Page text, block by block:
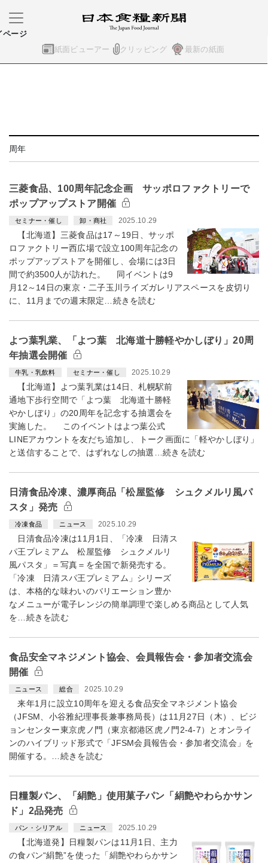
紙面ビューアー クリッピング 最新の紙面
ページ
周年
三菱食品、100周年記念企画 サッポロファクトリーで
ポップアップストア開催
セミナー・催し 卸・商社 2025.10.29
【北海道】三菱食品は17～19日、サッポ
ロファクトリー西広場で設立100周年記念の
ポップアップストアを開催し、会場には3日
間で約3500人が訪れた。 同イベントは9
月12～14日の東京・二子玉川ライズガレリアスペースを皮切り
に、11月までの週末限定…続きを読む
よつ葉乳業、「よつ葉 北海道十勝軽やかしぼり」20周
年抽選会開催
牛乳・乳飲料 セミナー・催し 2025.10.29
【北海道】よつ葉乳業は14日、札幌駅前
通地下歩行空間で「よつ葉 北海道十勝軽
やかしぼり」の20周年を記念する抽選会を
実施した。 このイベントはよつ葉公式
LINEアカウントを友だち追加し、トーク画面に「軽やかしぼり」
と送信することで、はずれなしの抽選…続きを読む
日清食品冷凍、濃厚商品「松屋監修 シュクメルリ風パ
スタ」発売
冷凍食品 ニュース 2025.10.29
日清食品冷凍は11月1日、「冷凍 日清ス
パ王プレミアム 松屋監修 シュクメルリ
風パスタ」＝写真＝を全国で新発売する。
「冷凍 日清スパ王プレミアム」シリーズ
は、本格的な味わいのバリエーション豊か
なメニューが電子レンジの簡単調理で楽しめる商品として人気
を…続きを読む
食品安全マネジメント協会、会員報告会・参加者交流会
開催
ニュース 総合 2025.10.29
来年1月に設立10周年を迎える食品安全マネジメント協会
（JFSM、小谷雅紀理事長兼事務局長）は11月27日（木）、ビジ
ョンセンター東京虎ノ門（東京都港区虎ノ門2-4-7）とオンライ
ンのハイブリッド形式で「JFSM会員報告会・参加者交流会」を
開催する。…続きを読む
日糧製パン、「絹艶」使用菓子パン「絹艶やわらかサン
ド」2品発売
パン・シリアル ニュース 2025.10.29
【北海道発】日糧製パンは11月1日、主力
の食パン“絹艶”を使った「絹艶やわらかサン